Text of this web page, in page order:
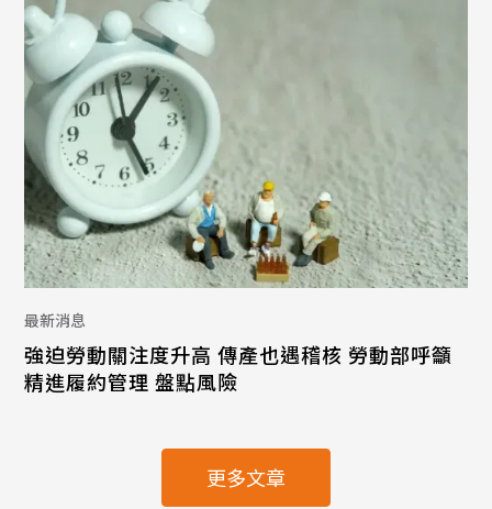
最新消息
強迫勞動關注度升高 傳產也遇稽核 勞動部呼籲
精進履約管理 盤點風險
更多文章